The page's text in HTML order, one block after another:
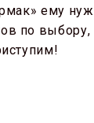
ему
по выбору,